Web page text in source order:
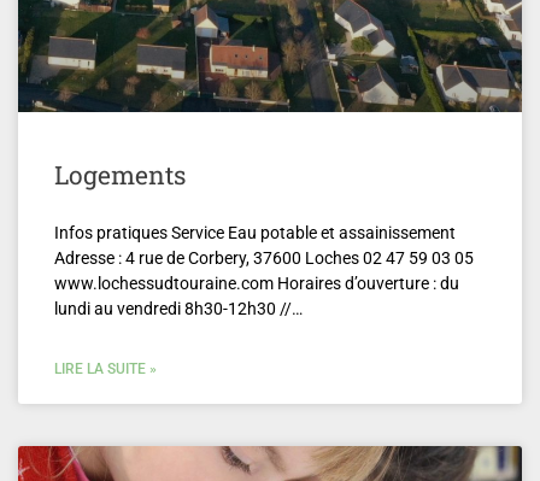
Logements
Infos pratiques Service Eau potable et assainissement
Adresse : 4 rue de Corbery, 37600 Loches 02 47 59 03 05
www.lochessudtouraine.com Horaires d’ouverture : du
lundi au vendredi 8h30-12h30 //…
LIRE LA SUITE »